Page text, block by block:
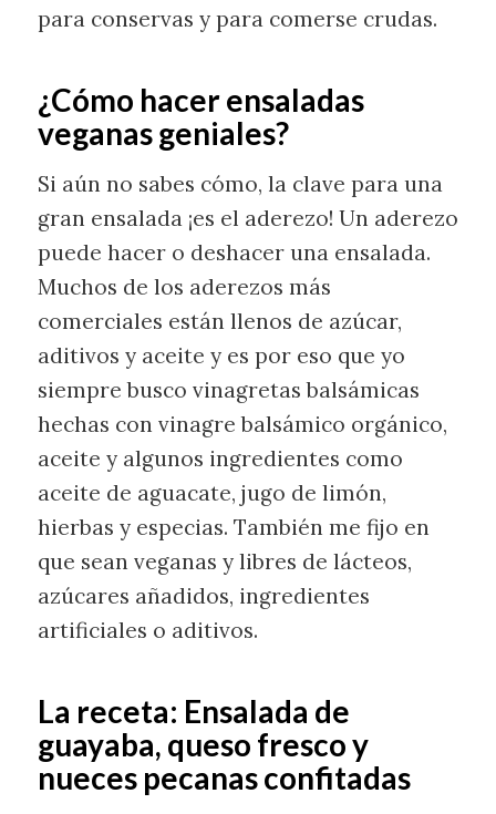
para conservas y para comerse crudas.
¿Cómo hacer ensaladas
veganas geniales?
Si aún no sabes cómo, la clave para una
gran ensalada ¡es el aderezo! Un aderezo
puede hacer o deshacer una ensalada.
Muchos de los aderezos más
comerciales están llenos de azúcar,
aditivos y aceite y es por eso que yo
siempre busco vinagretas balsámicas
hechas con vinagre balsámico orgánico,
aceite y algunos ingredientes como
aceite de aguacate, jugo de limón,
hierbas y especias. También me fijo en
que sean veganas y libres de lácteos,
azúcares añadidos, ingredientes
artificiales o aditivos.
La receta: Ensalada de
guayaba, queso fresco y
nueces pecanas confitadas